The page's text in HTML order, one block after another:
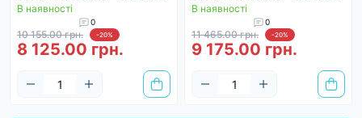
В наявності
0
10 155.00 грн. -20%
8 125.00 грн.
В наявності
0
11 465.00 грн. -20%
9 175.00 грн.